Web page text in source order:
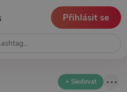
Přihlásit se
+ Sledovat